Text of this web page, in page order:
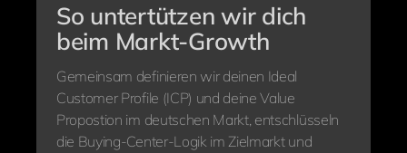
So untertützen wir dich
beim Markt-Growth
Gemeinsam definieren wir deinen Ideal
Customer Profile (ICP) und deine Value
Propostion im deutschen Markt, entschlüsseln
die Buying-Center-Logik im Zielmarkt und